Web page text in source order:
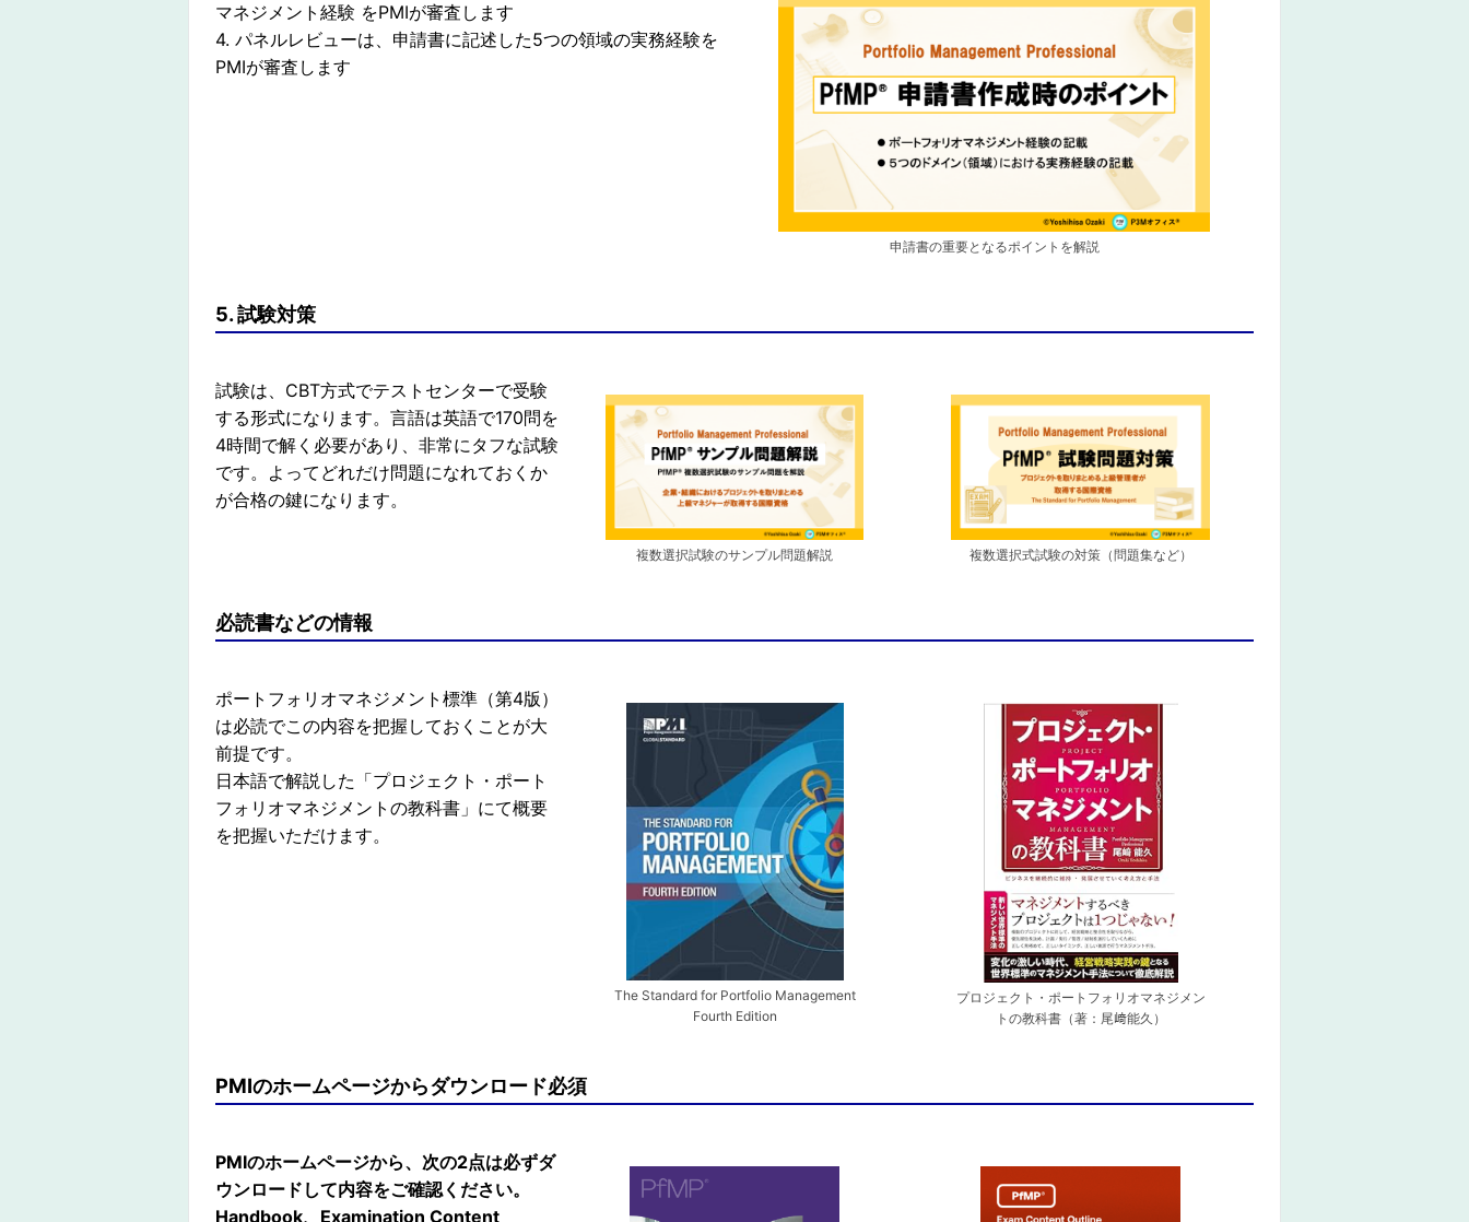
マネジメント経験 をPMIが審査します
4. パネルレビューは、申請書に記述した5つの領域の実務経験を
PMIが審査します
申請書の重要となるポイントを解説
5. 試験対策
試験は、CBT方式でテストセンターで受験
する形式になります。言語は英語で170問を
4時間で解く必要があり、非常にタフな試験
です。よってどれだけ問題になれておくか
が合格の鍵になります。
複数選択試験のサンプル問題解説 複数選択式試験の対策（問題集など）
必読書などの情報
ポートフォリオマネジメント標準（第4版）
は必読でこの内容を把握しておくことが大
前提です。
日本語で解説した「プロジェクト・ポート
フォリオマネジメントの教科書」にて概要
を把握いただけます。
The Standard for Portfolio Management
Fourth Edition
プロジェクト・ポートフォリオマネジメン
トの教科書（著：尾﨑能久）
PMIのホームページからダウンロード必須
PMIのホームページから、次の2点は必ずダ
ウンロードして内容をご確認ください。
Handbook、Examination Content